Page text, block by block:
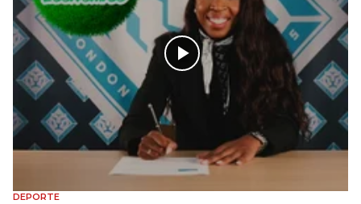
DEPORTE